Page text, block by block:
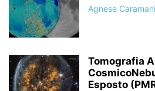
Agnese
Tomografia
Esposto